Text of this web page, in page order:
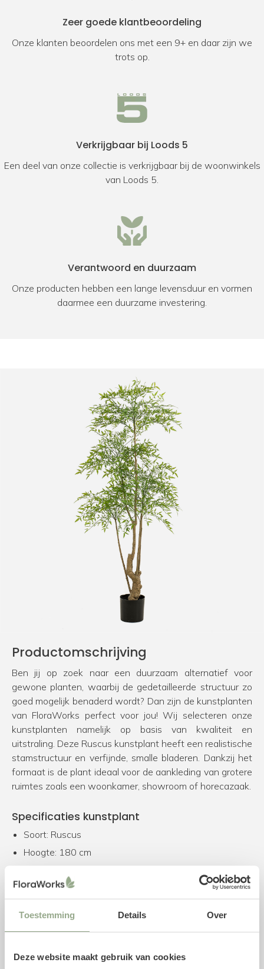
Toestemming Details Over
Deze website maakt gebruik van cookies
Zeer goede klantbeoordeling
Onze klanten beoordelen ons met een 9+ en daar zijn we
trots op.
Verkrijgbaar bij Loods 5
Een deel van onze collectie is verkrijgbaar bij de woonwinkels
van Loods 5.
Verantwoord en duurzaam
Onze producten hebben een lange levensduur en vormen
daarmee een duurzame investering.
Productomschrijving
Ben jij op zoek naar een duurzaam alternatief voor
gewone planten, waarbij de gedetailleerde structuur zo
goed mogelijk benaderd wordt? Dan zijn de kunstplanten
van FloraWorks perfect voor jou! Wij selecteren onze
kunstplanten namelijk op basis van kwaliteit en
uitstraling. Deze Ruscus kunstplant heeft een realistische
stamstructuur en verfijnde, smalle bladeren. Dankzij het
formaat is de plant ideaal voor de aankleding van grotere
ruimtes zoals een woonkamer, showroom of horecazaak.
Specificaties kunstplant
Soort: Ruscus
Hoogte: 180 cm
Pot hoogte: 18 cm
Combineer met een plantenpot
Deze kunstplant wordt geleverd inclusief een plastic